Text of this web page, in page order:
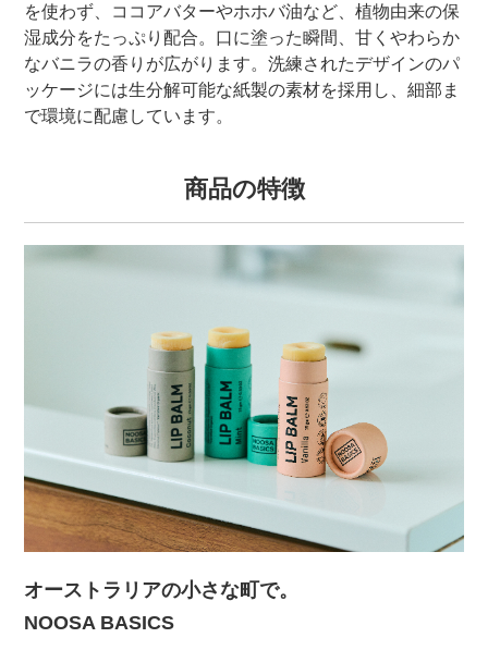
を使わず、ココアバターやホホバ油など、植物由来の保
湿成分をたっぷり配合。口に塗った瞬間、甘くやわらか
なバニラの香りが広がります。洗練されたデザインのパ
ッケージには生分解可能な紙製の素材を採用し、細部ま
で環境に配慮しています。
商品の特徴
オーストラリアの小さな町で。
NOOSA BASICS